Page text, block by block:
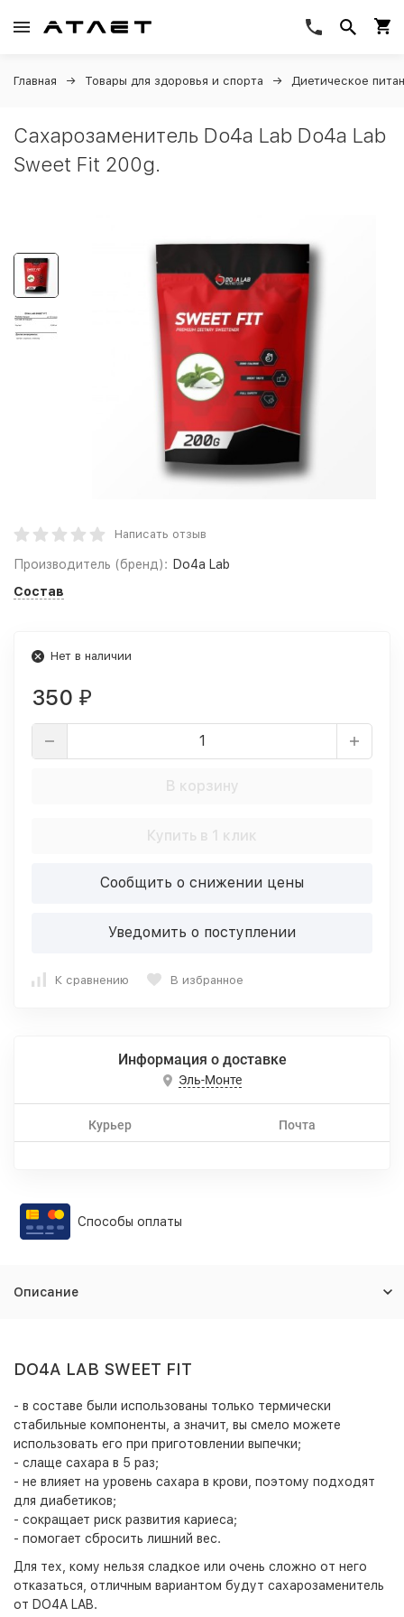
Главная Товары для здоровья и спорта Диетическое
Сахарозаменитель Do4a Lab Do4a Lab
Sweet Fit 200g.
Написать отзыв
Производитель (бренд): Do4a Lab
Состав
Нет в наличии
350 ₽
В корзину
Купить в 1 клик
Сообщить о снижении цены
Уведомить о поступлении
К сравнению В избранное
Информация о доставке
Эль-Монте
Курьер Почта
Способы оплаты
Описание
DO4A LAB SWEET FIT
- в составе были использованы только термически
стабильные компоненты, а значит, вы смело можете
использовать его при приготовлении выпечки;
- слаще сахара в 5 раз;
- не влияет на уровень сахара в крови, поэтому подходят
для диабетиков;
- сокращает риск развития кариеса;
- помогает сбросить лишний вес.
Для тех, кому нельзя сладкое или очень сложно от него
отказаться, отличным вариантом будут сахарозаменитель
от DO4A LAB.